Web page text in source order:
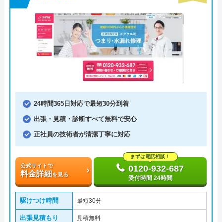
24時間365日対応で最短30分到着
出張・見積・診断すべて無料で安心
正社員の技術者が清潔丁寧に対応
公式サイトで
料金詳細 を見る
まずは電話相談！
0120-932-687
受付時間 24時間
駆けつけ時間 最短30分
出張見積もり 見積無料